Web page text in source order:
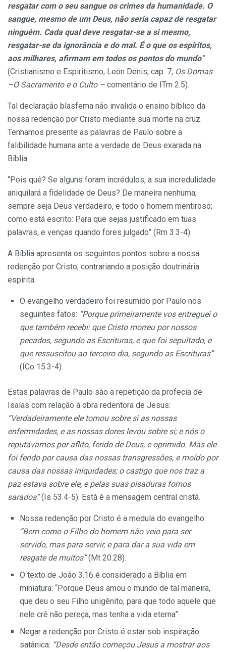
resgatar com o seu sangue os crimes da humanidade. O
sangue, mesmo de um Deus, não seria capaz de resgatar
ninguém. Cada qual deve resgatar-se a si mesmo,
resgatar-se da ignorância e do mal. É o que os espíritos,
aos milhares, afirmam em todos os pontos do mundo”
(Cristianismo e Espiritismo, León Denis, cap. 7, Os Domas
–O Sacramento e o Culto – comentário de ITm 2.5).
Tal declaração blasfema não invalida o ensino bíblico da
nossa redenção por Cristo mediante sua morte na cruz.
Tenhamos presente as palavras de Paulo sobre a
falibilidade humana ante a verdade de Deus exarada na
Bíblia:
“Pois quê? Se alguns foram incrédulos, a sua incredulidade
aniquilará a fidelidade de Deus? De maneira nenhuma;
sempre seja Deus verdadeiro, e todo o homem mentiroso;
como está escrito: Para que sejas justificado em tuas
palavras, e venças quando fores julgado” (Rm 3.3-4).
A Bíblia apresenta os seguintes pontos sobre a nossa
redenção por Cristo, contrariando a posição doutrinária
espírita:
O evangelho verdadeiro foi resumido por Paulo nos
seguintes fatos: “Porque primeiramente vos entregueio
que também recebi: que Cristo morreu por nossos
pecados, segundo as Escrituras, e que foi sepultado, e
que ressuscitou ao terceiro dia, segundo as Escrituras”
(ICo 15.3-4).
Estas palavras de Paulo são a repetição da profecia de
Isaías com relação à obra redentora de Jesus:
“Verdadeiramente ele tomou sobre si as nossas
enfermidades, e as nossas dores levou sobre si; e nós o
reputávamos por aflito, ferido de Deus, e oprimido. Mas ele
foi ferido por causa das nossas transgressões, emoído por
causa das nossas iniquidades; o castigo que nos traz a
paz estava sobre ele, e pelas suas pisaduras fomos
sarados”(Is 53.4-5). Está é a mensagem central cristã.
Nossa redenção por Cristo é a medula do evangelho:
“Bem como o Filho do homem não veio para ser
servido, mas para servir, e para dar a sua vida em
resgate de muitos”(Mt 20.28).
O texto de João 3.16 é considerado a Bíblia em
miniatura: “Porque Deus amou o mundo de tal maneira,
que deu o seu Filho unigênito, para que todo aquele que
nele crê não pereça, mas tenha a vida eterna”.
Negar a redenção por Cristo é estar sob inspiração
satânica: “Desde então começou Jesus a mostrar aos